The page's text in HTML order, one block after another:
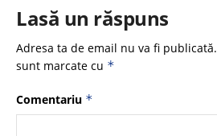
Lasă un răspuns
Adresa ta de email nu va fi publicată.
sunt marcate cu *
Comentariu *